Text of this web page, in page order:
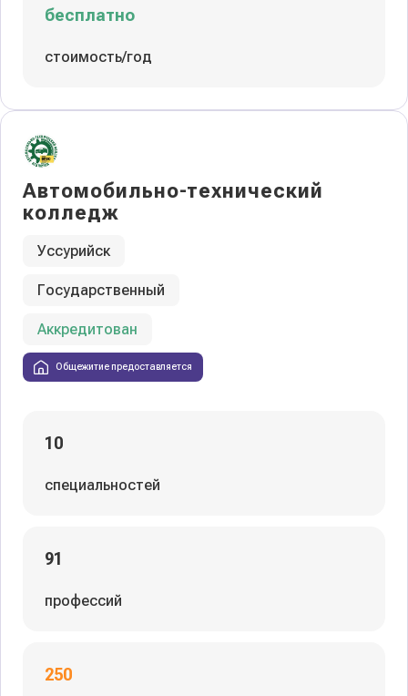
бесплатно
стоимость/год
Автомобильно-технический
колледж
Уссурийск
Государственный
Аккредитован
Общежитие предоставляется
10
специальностей
91
профессий
250